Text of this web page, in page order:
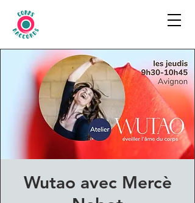
Wutao avec Mercè